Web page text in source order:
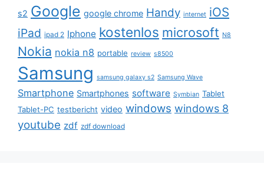
s2 Google google chrome Handy internet iOS
iPad ipad 2 Iphone kostenlos microsoft N8
Nokia nokia n8 portable review s8500
Samsung samsung galaxy s2 Samsung Wave
Smartphone Smartphones software Symbian Tablet
Tablet-PC testbericht video windows windows 8
youtube zdf zdf download